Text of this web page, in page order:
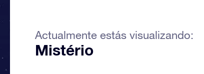
Actualmente estás visualizando:
Mistério